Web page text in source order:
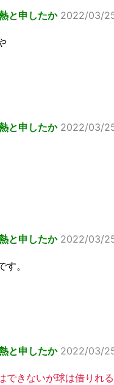
と申したか 2022/03/
と申したか 2022/03/
と申したか 2022/03/
す。
と申したか 2022/03/
できないが球は借りれる